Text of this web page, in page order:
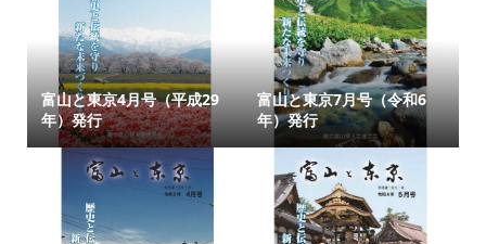
富山と東京4月号（平成29
年）発行
富山と東京7月号（令和6
年）発行